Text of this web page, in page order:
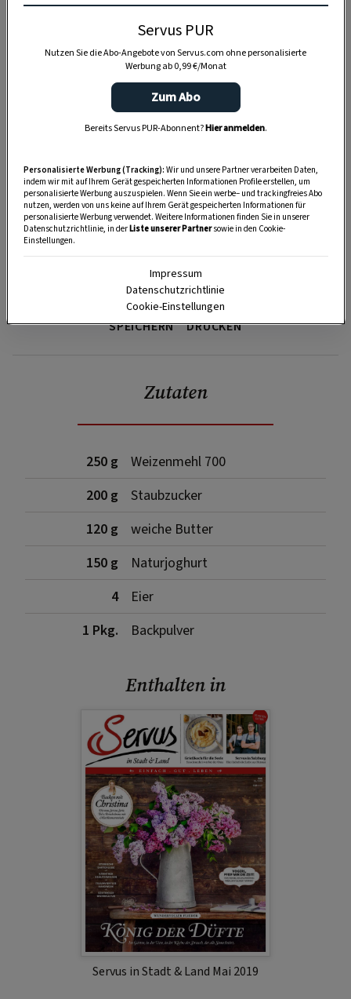
Anzeige
SPEICHERN DRUCKEN
Zutaten
250 g
Weizenmehl 700
200 g
Staubzucker
120 g
weiche Butter
150 g
Naturjoghurt
4
Eier
1 Pkg.
Backpulver
Enthalten in
Servus in Stadt & Land Mai 2019
Servus PUR
Nutzen Sie die Abo-Angebote von Servus.com ohne personalisierte
Werbung ab 0,99 €/Monat
Zum Abo
Bereits Servus PUR-Abonnent?Hier anmelden.
Personalisierte Werbung (Tracking): Wir und unsere Partner verarbeiten Daten,
indem wir mit auf Ihrem Gerät gespeicherten Informationen Profile erstellen, um
personalisierte Werbung auszuspielen. Wenn Sie ein werbe– und trackingfreies Abo
nutzen, werden von uns keine auf Ihrem Gerät gespeicherten Informationen für
personalisierte Werbung verwendet. Weitere Informationen finden Sie in unserer
Datenschutzrichtlinie, in derListe unserer Partnersowie in den Cookie-
Einstellungen.
Impressum
Datenschutzrichtlinie
Cookie-Einstellungen